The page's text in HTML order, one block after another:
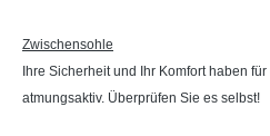
Zwischensohle
Ihre Sicherheit und Ihr Komfort haben
atmungsaktiv. Überprüfen Sie es selbst!